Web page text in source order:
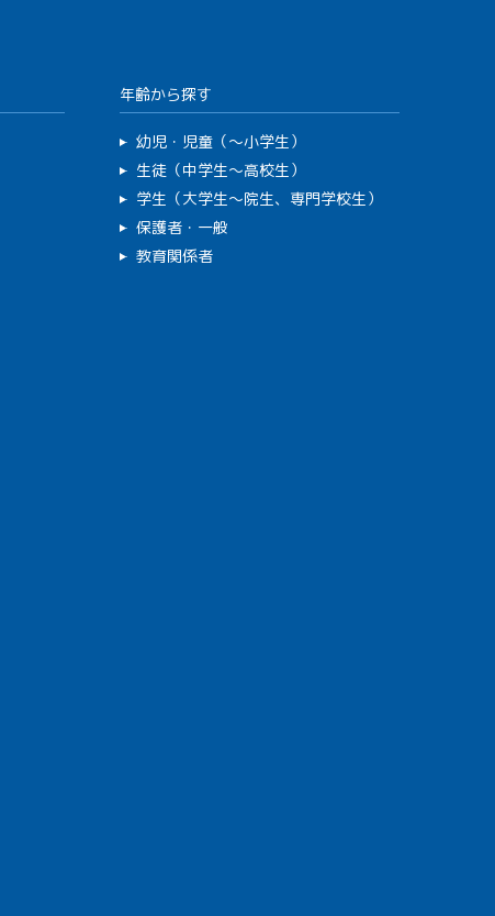
年齢から探す
幼児・児童（～小学生）
生徒（中学生～高校生）
学生（大学生～院生、専門学校生）
保護者・一般
教育関係者